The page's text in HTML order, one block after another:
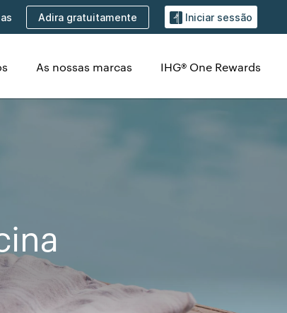
Adira gratuitamente Iniciar sessão
As nossas marcas IHG® One Rewards